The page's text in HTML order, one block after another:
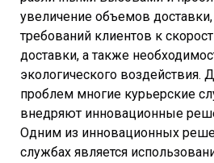
увеличение объемов
требований клиентов к
доставки, а также
экологического воздействия.
проблем многие курьерские
внедряют инновационные
Одним из инновационных
службах является